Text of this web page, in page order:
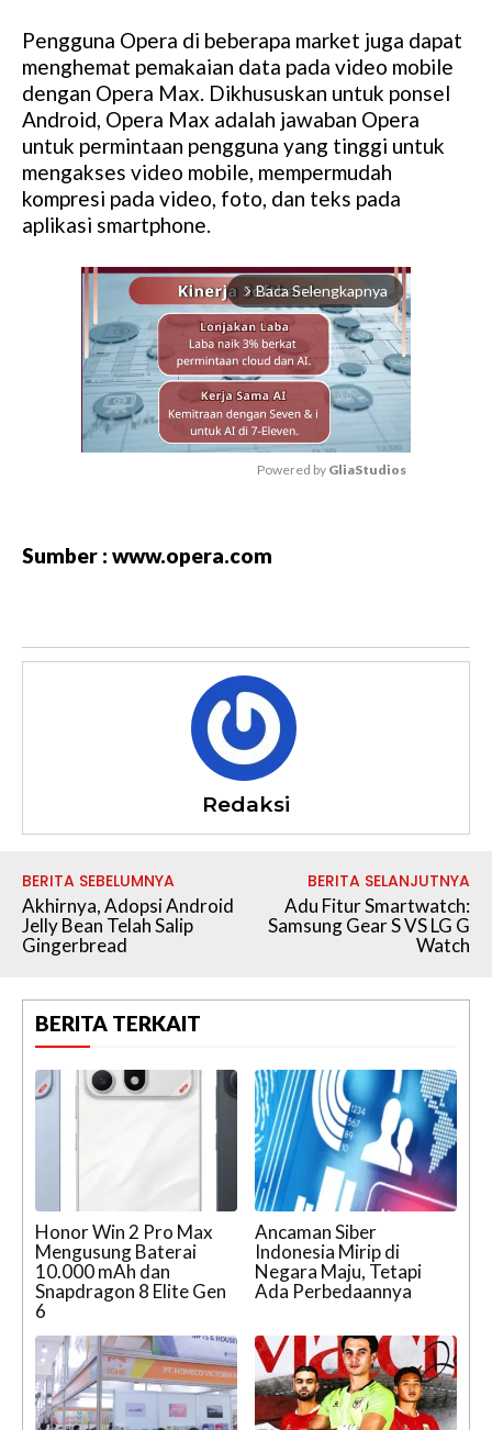
Pengguna Opera di beberapa market juga dapat
menghemat pemakaian data pada video mobile
dengan Opera Max. Dikhususkan untuk ponsel
Android, Opera Max adalah jawaban Opera
untuk permintaan pengguna yang tinggi untuk
mengakses video mobile, mempermudah
kompresi pada video, foto, dan teks pada
aplikasi smartphone.
arrow_forward_ios Baca Selengkapnya
Powered by GliaStudios
Sumber : www.opera.com
Redaksi
BERITA SEBELUMNYA
Akhirnya, Adopsi Android
Jelly Bean Telah Salip
Gingerbread
BERITA SELANJUTNYA
Adu Fitur Smartwatch:
Samsung Gear S VS LG G
Watch
BERITA TERKAIT
Honor Win 2 Pro Max
Mengusung Baterai
10.000 mAh dan
Snapdragon 8 Elite Gen
6
Ancaman Siber
Indonesia Mirip di
Negara Maju, Tetapi
Ada Perbedaannya